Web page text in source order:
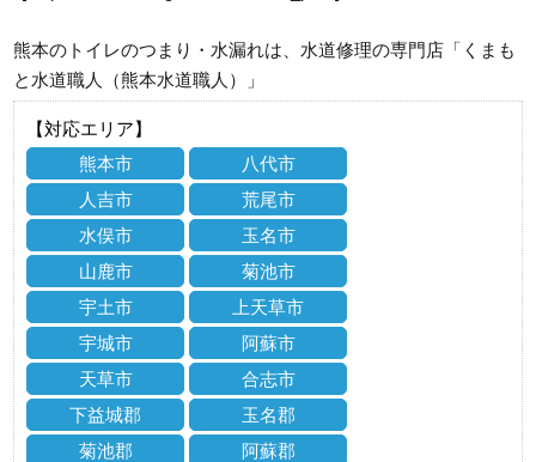
熊本のトイレのつまり・水漏れは、水道修理の専門店「くまも
と水道職人（熊本水道職人）」
【対応エリア】
熊本市
八代市
人吉市
荒尾市
水俣市
玉名市
山鹿市
菊池市
宇土市
上天草市
宇城市
阿蘇市
天草市
合志市
下益城郡
玉名郡
菊池郡
阿蘇郡